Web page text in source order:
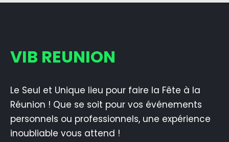
VIB REUNION
Le Seul et Unique lieu pour faire la Fête à la
Réunion ! Que se soit pour vos événements
personnels ou professionnels, une expérience
inoubliable vous attend !